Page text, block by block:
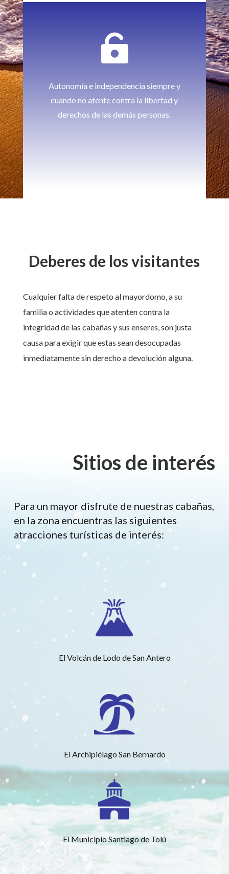

Autonomía e independencia siempre y
cuando no atente contra la libertad y
derechos de las demás personas.
Deberes de los visitantes
Cualquier falta de respeto al mayordomo, a su
familia o actividades que atenten contra la
integridad de las cabañas y sus enseres, son justa
causa para exigir que estas sean desocupadas
inmediatamente sin derecho a devolución alguna.
Sitios de interés
Para un mayor disfrute de nuestras cabañas,
en la zona encuentras las siguientes
atracciones turísticas de interés:
El Volcán de Lodo de San Antero
El Archipiélago San Bernardo
El Municipio Santiago de Tolú